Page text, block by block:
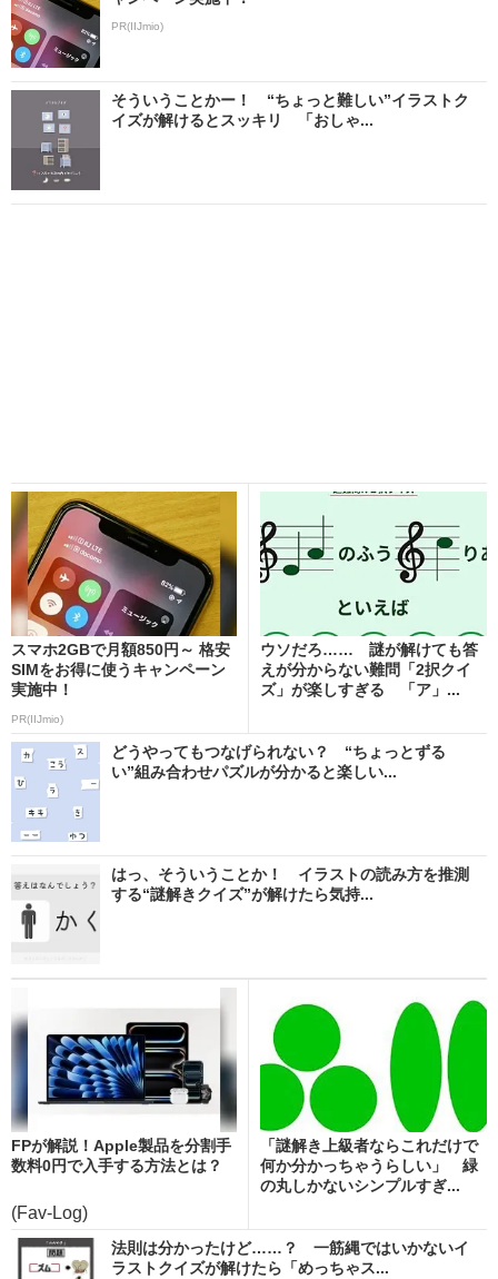
PR(IIJmio)
そういうことかー！ “ちょっと難しい”イラストク
イズが解けるとスッキリ 「おしゃ...
スマホ2GBで月額850円～ 格安
SIMをお得に使うキャンペーン
実施中！
PR(IIJmio)
ウソだろ…… 謎が解けても答
えが分からない難問「2択クイ
ズ」が楽しすぎる 「ア」...
どうやってもつなげられない？ “ちょっとずる
い”組み合わせパズルが分かると楽しい...
はっ、そういうことか！ イラストの読み方を推測
する“謎解きクイズ”が解けたら気持...
FPが解説！Apple製品を分割手
数料0円で入手する方法とは？
(Fav-Log)
「謎解き上級者ならこれだけで
何か分かっちゃうらしい」 緑
の丸しかないシンプルすぎ...
法則は分かったけど……？ 一筋縄ではいかないイ
ラストクイズが解けたら「めっちゃス...